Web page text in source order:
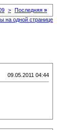
> Последняя »
на одной странице
09.05.2011 04:44